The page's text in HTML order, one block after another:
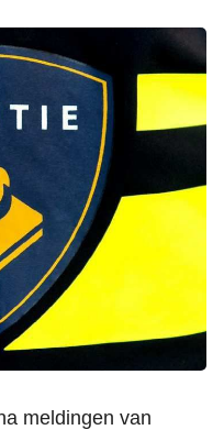
meldingen van